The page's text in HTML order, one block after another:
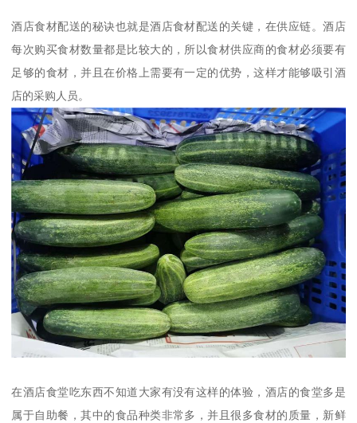
酒店食材配送的秘诀也就是酒店食材配送的关键，在供应链。酒店
每次购买食材数量都是比较大的，所以食材供应商的食材必须要有
足够的食材，并且在价格上需要有一定的优势，这样才能够吸引酒
店的采购人员。
在酒店食堂吃东西不知道大家有没有这样的体验，酒店的食堂多是
属于自助餐，其中的食品种类非常多，并且很多食材的质量，新鲜